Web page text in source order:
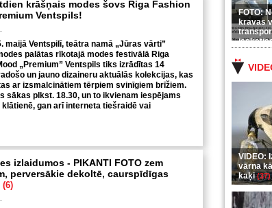
FOTO:
kravas
VIDEO:
vārna
kaķi(37)
krāšņais modes šovs Riga Fashion
Ventspils!
maijā Ventspilī, teātra namā „Jūras vārti”
palātas rīkotajā modes festivālā Riga
„Premium” Ventspils tiks izrādītas 14
un jauno dizaineru aktuālās kolekcijas, kas
ar izsmalcinātiem tērpiem svinīgiem brīžiem.
sākas plkst. 18.30, un to ikvienam iespējams
klātienē, gan arī interneta tiešraidē vai
izlaidumos - PIKANTI FOTO zem
perversākie dekoltē, caurspīdīgas
(6)